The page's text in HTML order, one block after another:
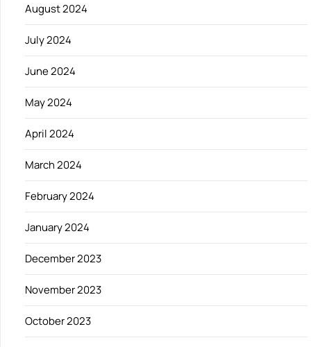
August 2024
July 2024
June 2024
May 2024
April 2024
March 2024
February 2024
January 2024
December 2023
November 2023
October 2023